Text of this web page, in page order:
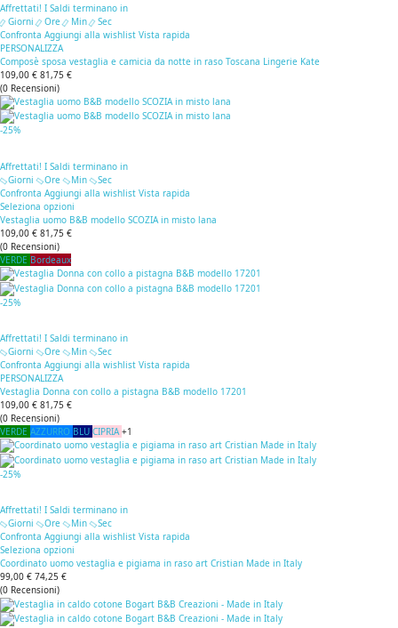
Affrettati! I Saldi terminano in
Giorni
Ore Min
Sec
Confronta Aggiungi alla wishlist Vista rapida
PERSONALIZZA
Composè sposa vestaglia e camicia da notte in raso Toscana Lingerie Kate
109,00 € 81,75 €
(0 Recensioni)
-25%
Affrettati! I Saldi terminano in
Giorni
Ore Min
Sec
Confronta Aggiungi alla wishlist Vista rapida
Seleziona opzioni
Vestaglia uomo B&B modello SCOZIA in misto lana
109,00 € 81,75 €
(0 Recensioni)
VERDE Bordeaux
-25%
Affrettati! I Saldi terminano in
Giorni
Ore Min
Sec
Confronta Aggiungi alla wishlist Vista rapida
PERSONALIZZA
Vestaglia Donna con collo a pistagna B&B modello 17201
109,00 € 81,75 €
(0 Recensioni)
VERDE AZZURRO BLU CIPRIA +1
-25%
Affrettati! I Saldi terminano in
Giorni
Ore Min
Sec
Confronta Aggiungi alla wishlist Vista rapida
Seleziona opzioni
Coordinato uomo vestaglia e pigiama in raso art Cristian Made in Italy
99,00 € 74,25 €
(0 Recensioni)